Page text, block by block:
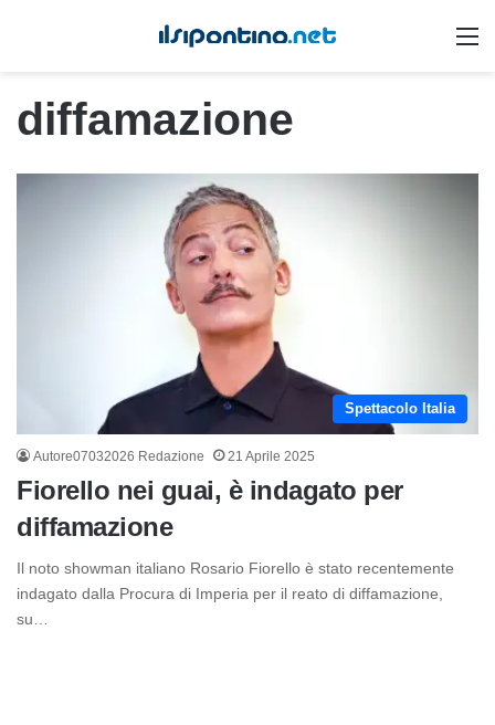
diffamazione
Spettacolo Italia
Autore07032026 Redazione 21 Aprile 2025
Fiorello nei guai, è indagato per
diffamazione
Il noto showman italiano Rosario Fiorello è stato recentemente
indagato dalla Procura di Imperia per il reato di diffamazione,
su…